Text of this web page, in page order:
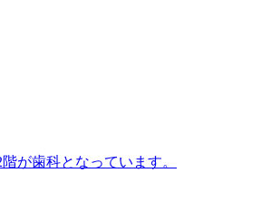
が歯科となっています。